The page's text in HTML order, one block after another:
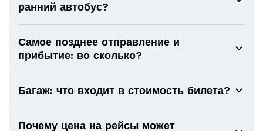
ранний автобус?
Самое позднее отправление и
прибытие: во сколько?
Багаж: что входит в стоимость билета?
Почему цена на рейсы может